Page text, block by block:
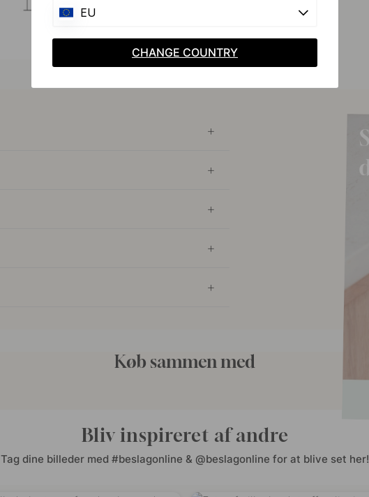
Køb sammen med
Bliv inspireret af andre
Tag dine billeder med #beslagonline & @beslagonline for at blive set her!
EU
CHANGE COUNTRY